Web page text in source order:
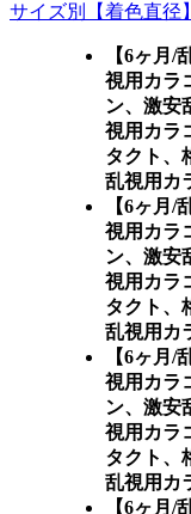
サイズ別【着色直径】
【6ヶ月/
視用カラ
ン、激安
視用カラ
タクト、
乱視用カ
【6ヶ月/
視用カラ
ン、激安
視用カラ
タクト、
乱視用カ
【6ヶ月/
視用カラ
ン、激安
視用カラ
タクト、
乱視用カ
【6ヶ月/